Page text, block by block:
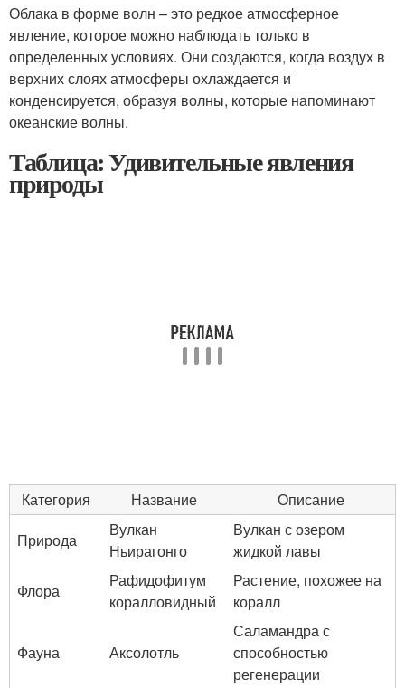
Облака в форме волн – это редкое атмосферное
явление, которое можно наблюдать только в
определенных условиях. Они создаются, когда воздух в
верхних слоях атмосферы охлаждается и
конденсируется, образуя волны, которые напоминают
океанские волны.
Таблица: Удивительные явления
природы
Категория Название
Описание
Природа
Вулкан
Ньирагонго
Вулкан с озером
жидкой лавы
Флора
Рафидофитум
коралловидный
Растение, похожее на
коралл
Фауна Аксолотль
Саламандра с
способностью
регенерации